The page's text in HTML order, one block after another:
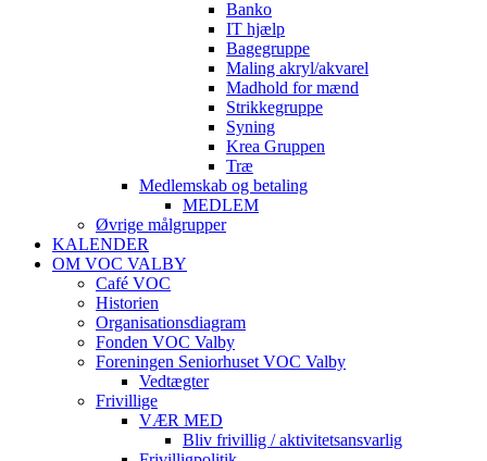
Banko
IT hjælp
Bagegruppe
Maling akryl/akvarel
Madhold for mænd
Strikkegruppe
Syning
Krea Gruppen
Træ
Medlemskab og betaling
MEDLEM
Øvrige målgrupper
KALENDER
OM VOC VALBY
Café VOC
Historien
Organisationsdiagram
Fonden VOC Valby
Foreningen Seniorhuset VOC Valby
Vedtægter
Frivillige
VÆR MED
Bliv frivillig / aktivitetsansvarlig